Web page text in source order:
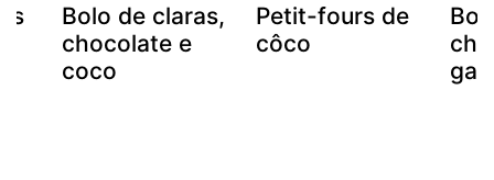
Bolo de claras,
chocolate e
coco
Petit-fours de
côco